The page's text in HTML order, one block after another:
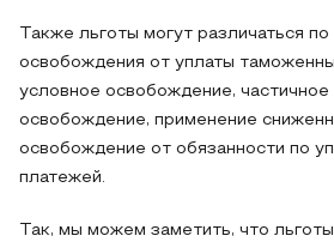
Также льготы могут различаться
освобождения от уплаты
условное освобождение, частичное
освобождение, применение
освобождение от обязанности по
платежей.
Так, мы можем заметить, что